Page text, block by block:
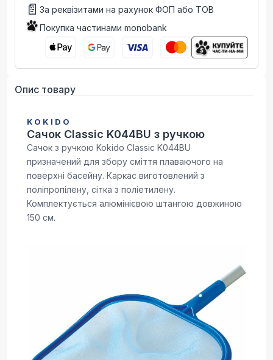
📄 За реквізитами на рахунок ФОП або ТОВ
Покупка частинами monobank
Опис товару
KOKIDO
Сачок Classic K044BU з ручкою
Сачок з ручкою Kokido Classic K044BU
призначений для збору сміття плаваючого на
поверхні басейну. Каркас виготовлений з
поліпропілену, сітка з поліетилену.
Комплектується алюмінієвою штангою довжиною
150 см.